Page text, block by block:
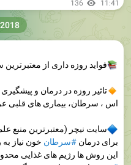
136 11:41
فواید روزه داری از
تاثیر روزه در درمان و
اس ، سرطان، بیماری های قلبی
سایت نیچر (معتبرترین منبع
برای درمان #سرطان خون نیاز
این روش ها رژیم های غذایی